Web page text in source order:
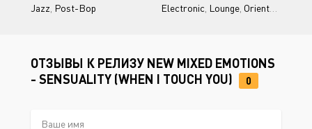
Jazz, Post-Bop Electronic, Lounge, Oriental House
ОТЗЫВЫ К РЕЛИЗУ NEW MIXED EMOTIONS
- SENSUALITY (WHEN I TOUCH YOU)
0